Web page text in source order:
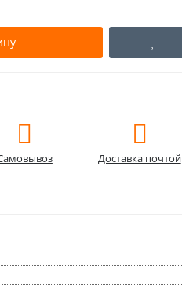
Доставка почтой